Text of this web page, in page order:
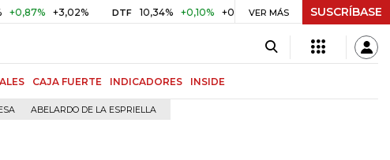
+3,02% DTF 10,34% +0,10% +0,98% UVR $ 416,91 +$ 0,05
VER MÁS SUSCRÍBASE
CAJA FUERTE INDICADORES INSIDE
ABELARDO DE LA ESPRIELLA